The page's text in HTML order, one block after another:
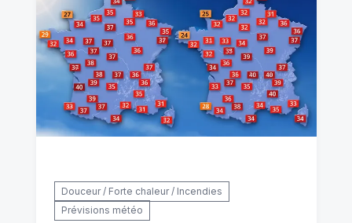
Douceur / Forte chaleur / Incendies
Prévisions météo